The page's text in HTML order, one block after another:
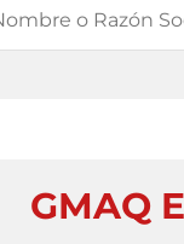
GMAQ